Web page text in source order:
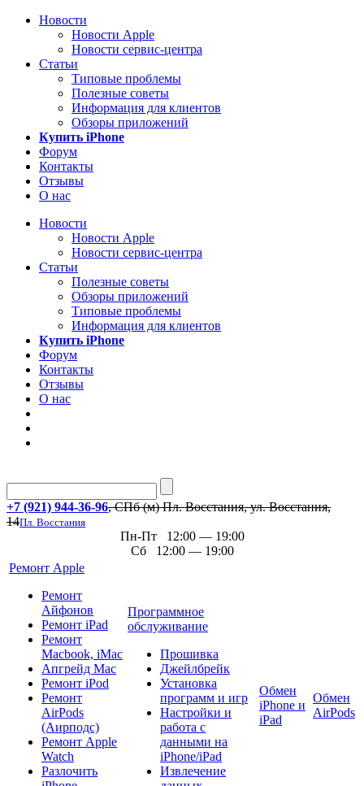
Новости
Новости Apple
Новости сервис-центра
Статьи
Типовые проблемы
Полезные советы
Информация для клиентов
Обзоры приложений
Купить iPhone
Форум
Контакты
Отзывы
О нас
Новости
Новости Apple
Новости сервис-центра
Статьи
Полезные советы
Обзоры приложений
Типовые проблемы
Информация для клиентов
Купить iPhone
Форум
Контакты
Отзывы
О нас
+7 (921) 944-36-96, СПб (м) Пл. Восстания, ул. Восстания,
14Пл. Восстания
Пн-Пт 12:00 — 19:00
Сб 12:00 — 19:00
Ремонт Apple
Ремонт
Айфонов
Ремонт iPad
Ремонт
Macbook, iMac
Апгрейд Mac
Ремонт iPod
Ремонт
AirPods
(Аирподс)
Ремонт Apple
Watch
Разлочить
Программное
обслуживание
Прошивка
Джейлбрейк
Установка
программ и игр
Настройки и
работа с
данными на
iPhone/iPad
Извлечение
Обмен
iPhone и
iPad
Обмен
AirPods